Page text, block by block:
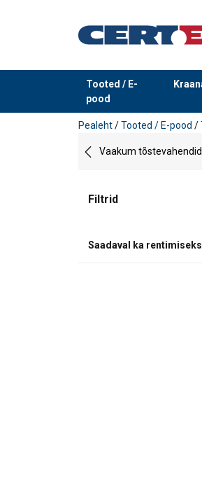
Tooted / E-
pood
Toode on lisatud teie
Pealeht/Tooted / E-pood /
Vaakum tõstevahendid
Filtrid
Saadaval ka rentimiseks